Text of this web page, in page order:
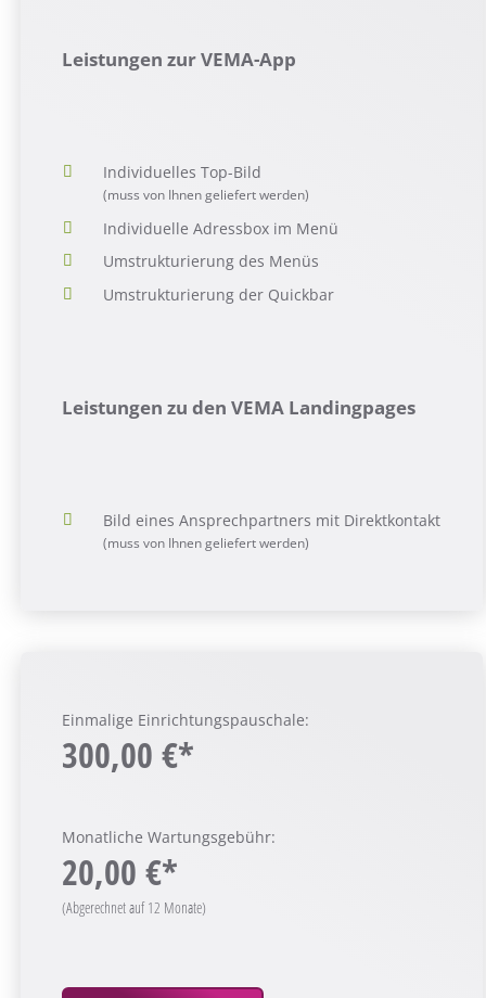
Leistungen zur VEMA-App
Individuelles Top-Bild
(muss von Ihnen geliefert werden)
Individuelle Adressbox im Menü
Umstrukturierung des Menüs
Umstrukturierung der Quickbar
Leistungen zu den VEMA Landingpages
Bild eines Ansprechpartners mit Direktkontakt
(muss von Ihnen geliefert werden)
Einmalige Einrichtungspauschale:
300,00 €*
Monatliche Wartungsgebühr:
20,00 €*
(Abgerechnet auf 12 Monate)